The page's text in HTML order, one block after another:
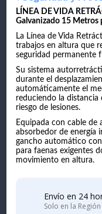
LÍNEA DE VIDA
Galvanizado 15 Metros
La Línea de Vida
trabajos en altura que
seguridad permanente
Su sistema
durante el
automáticamente el
reduciendo la distancia
riesgo de lesiones.
Equipada con cable de
absorbedor de energía
gancho automático
para faenas exigentes
movimiento en altura.
Envío en 24
Solo en la